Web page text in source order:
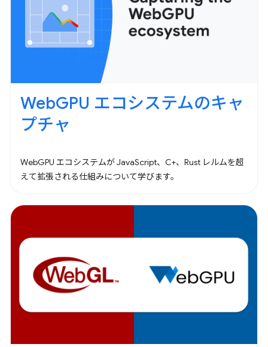
WebGPU エコシステムのキャ
プチャ
WebGPU エコシステムが JavaScript、C+、Rust レルムを超
えて拡張される仕組みについて学びます。